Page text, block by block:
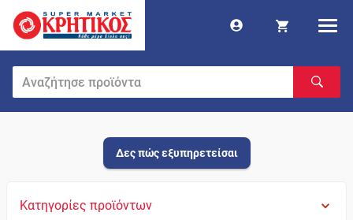
Δες πώς εξυπηρετείσαι
Κατηγορίες προϊόντων